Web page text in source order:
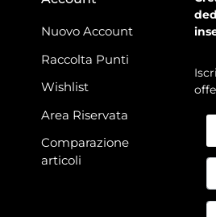
Nuovo Account
Raccolta Punti
Wishlist
Area Riservata
Comparazione
articoli